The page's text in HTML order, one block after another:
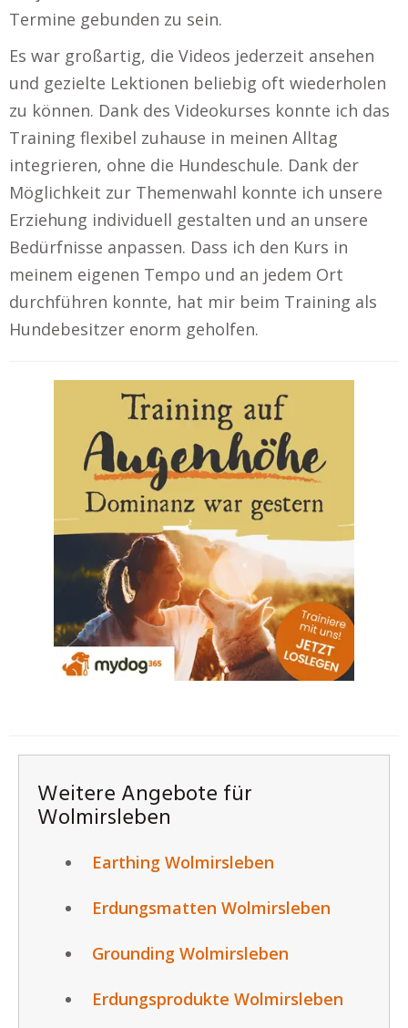
Termine gebunden zu sein.
Es war großartig, die Videos jederzeit ansehen
und gezielte Lektionen beliebig oft wiederholen
zu können. Dank des Videokurses konnte ich das
Training flexibel zuhause in meinen Alltag
integrieren, ohne die Hundeschule. Dank der
Möglichkeit zur Themenwahl konnte ich unsere
Erziehung individuell gestalten und an unsere
Bedürfnisse anpassen. Dass ich den Kurs in
meinem eigenen Tempo und an jedem Ort
durchführen konnte, hat mir beim Training als
Hundebesitzer enorm geholfen.
Weitere Angebote für
Wolmirsleben
Earthing Wolmirsleben
Erdungsmatten Wolmirsleben
Grounding Wolmirsleben
Erdungsprodukte Wolmirsleben